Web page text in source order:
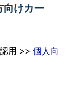
向けカー
用 >> 個人向